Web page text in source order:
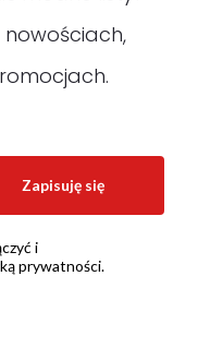
nowościach,
Zapisuję się
i
prywatności.